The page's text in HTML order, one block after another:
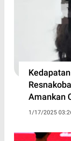
Amankan
1/17/2025